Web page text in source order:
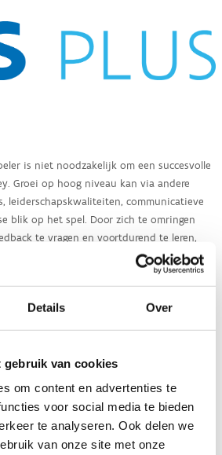
Details Over
gebruik van cookies
om content en advertenties te
voor social media te bieden
te analyseren. Ook delen we
van onze site met onze